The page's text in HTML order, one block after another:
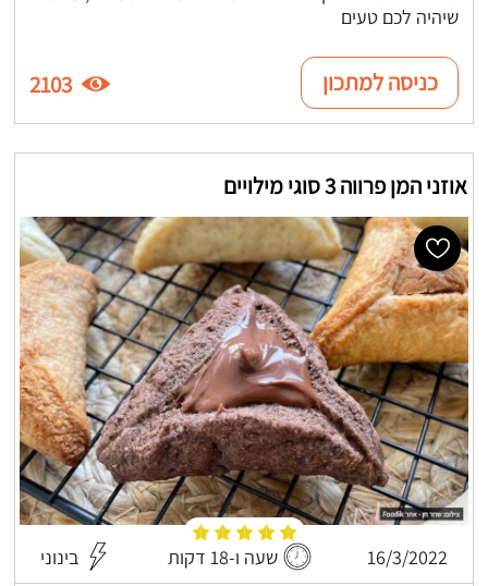
שיהיה לכם טעים
כניסה למתכון 2103
אוזני המן פרווה 3 סוגי מילויים
16/3/2022 שעה ו-18 דקות בינוני